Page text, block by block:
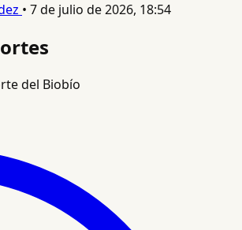
• 7 de julio de 2026, 18:54
del Biobío